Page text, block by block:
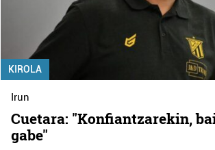
KIROLA
Irun
Cuetara: "Konfiantzarekin,
gabe"